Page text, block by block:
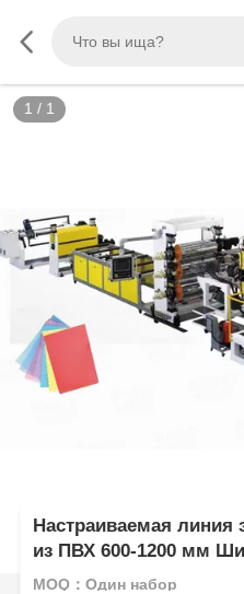
1 / 1
Настраиваемая линия
из ПВХ 600-1200 мм
Интеллектуальное
MOQ：Один набор